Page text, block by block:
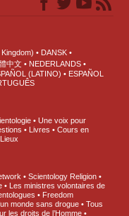
DANSK
中文
NEDERLANDS
(LATINO)
ESPAÑOL
Une voix pour
Livres
Cours en
Lieux
Scientology Religion
Les ministres volontaires de
Freedom
monde sans drogue
Tous
les droits de l’Homme